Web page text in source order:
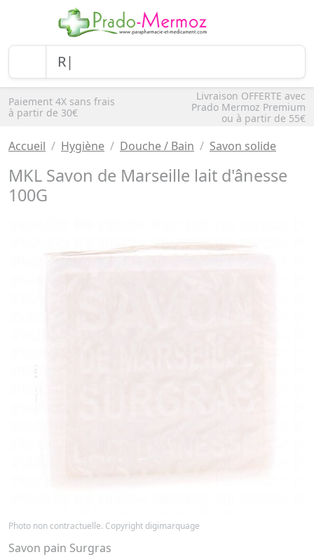
Paiement 4X sans frais
à partir de 30€
Livraison OFFERTE avec
Prado Mermoz Premium
ou à partir de 55€
Accueil Hygiène Douche / Bain Savon solide
MKL Savon de Marseille lait d'ânesse
100G
Photo non contractuelle. Copyright digimarquage
Savon pain Surgras